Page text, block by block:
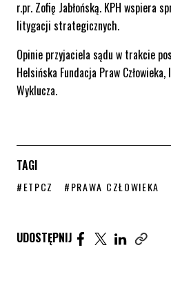
r.pr. Zofię Jabłońską. KPH wspiera
litygacji strategicznych.
Opinie przyjaciela sądu w trakcie
Helsińska Fundacja Praw Człowieka,
Wyklucza.
TAGI
STRONA TAGU WPISÓW
#ETPCZ STRONA TAGU WPISÓW
#PRAWA CZŁOWIEKA
UDOSTĘPNIJ Udostępnij
Udostępnij